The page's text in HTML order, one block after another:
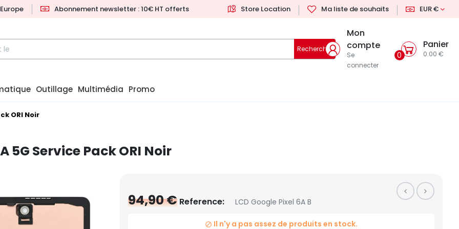
Abonnement newsletter : 10€ HT offerts Store Location Ma liste de souhaits EUR €
Rechercher
Mon
compte
Se
connecter
0
Panier
0.00 €
Outillage Multimédia Promo
ORI Noir
5G Service Pack ORI Noir
94,90 € Reference: LCD Google Pixel 6A B
 Il n'y a pas assez de produits en stock.